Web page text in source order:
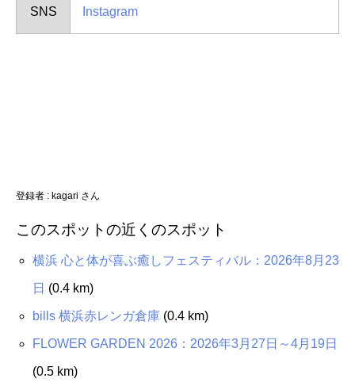
SNS Instagram
登録者 : kagari さん
このスポットの近くのスポット
横浜 心と体が喜ぶ癒しフェスティバル：2026年8月23
日 (0.4 km)
bills 横浜赤レンガ倉庫(0.4 km)
FLOWER GARDEN 2026：2026年3月27日～4月19日
(0.5 km)